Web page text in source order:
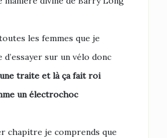
les femmes que je
d’essayer sur un vélo donc
traite et là ça fait roi
un électrochoc
chapitre je comprends que